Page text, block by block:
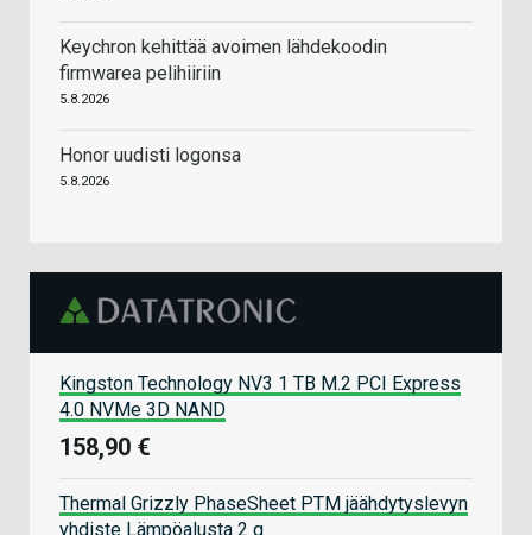
Keychron kehittää avoimen lähdekoodin
firmwarea pelihiiriin
5.8.2026
Honor uudisti logonsa
5.8.2026
Kingston Technology NV3 1 TB M.2 PCI Express
4.0 NVMe 3D NAND
158,90 €
Thermal Grizzly PhaseSheet PTM jäähdytyslevyn
yhdiste Lämpöalusta 2 g